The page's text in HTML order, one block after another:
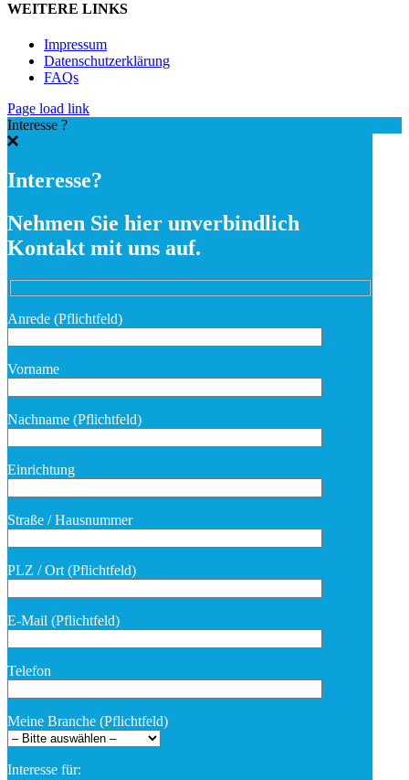
WEITERE LINKS
Impressum
Datenschutzerklärung
FAQs
Page load link
Interesse ?
Interesse?
Nehmen Sie hier unverbindlich
Kontakt mit uns auf.
Anrede (Pflichtfeld)
Vorname
Nachname (Pflichtfeld)
Einrichtung
Straße / Hausnummer
PLZ / Ort (Pflichtfeld)
E-Mail (Pflichtfeld)
Telefon
Meine Branche (Pflichtfeld)
Interesse für: